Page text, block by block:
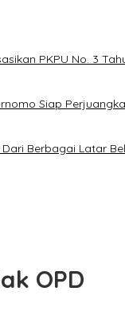
PKPU No. 3
Siap
Berbagai Latar
OPD